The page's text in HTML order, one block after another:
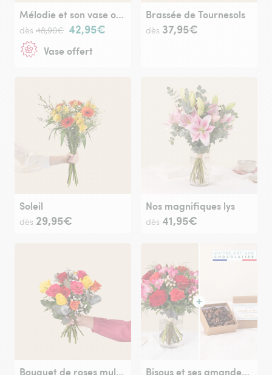
Mélodie et son vase offert
dès 48,90€ 42,95€
Vase offert
Brassée de Tournesols
dès 37,95€
Soleil
dès 29,95€
Nos magnifiques lys
dès 41,95€
Bouquet de roses multicolores Bisous et ses amandes au chocolat